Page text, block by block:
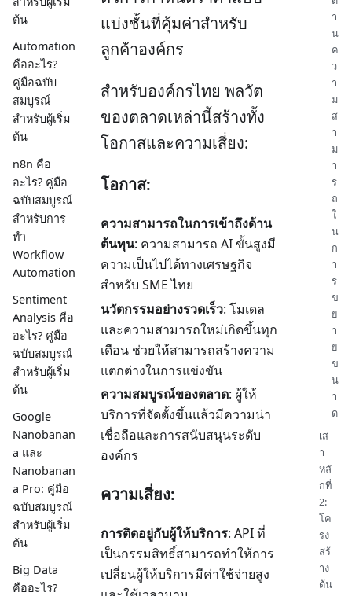
ต้น
Automation
คืออะไร?
คู่มือฉบับ
สมบูรณ์
สำหรับผู้เริ่ม
ต้น
n8n คือ
อะไร? คู่มือ
ฉบับสมบูรณ์
สำหรับการ
ทำ
Workflow
Automation
Sentiment
Analysis คือ
อะไร? คู่มือ
ฉบับสมบูรณ์
สำหรับผู้เริ่ม
ต้น
Google
Nanobanan
a และ
Nanobanan
a Pro: คู่มือ
ฉบับสมบูรณ์
สำหรับผู้เริ่ม
ต้น
Big Data
คืออะไร?
แบ่งชั้นที่คุ้มค่าสำหรับ
ลูกค้าองค์กร
สำหรับองค์กรไทย พลวัต
ของตลาดเหล่านี้สร้างทั้ง
โอกาสและความเสี่ยง:
โอกาส:
ความสามารถในการเข้าถึงด้าน
ต้นทุน: ความสามารถ AI ขั้นสูงมี
ความเป็นไปได้ทางเศรษฐกิจ
สำหรับ SME ไทย
นวัตกรรมอย่างรวดเร็ว: โมเดล
และความสามารถใหม่เกิดขึ้นทุก
เดือน ช่วยให้สามารถสร้างความ
แตกต่างในการแข่งขัน
ความสมบูรณ์ของตลาด: ผู้ให้
บริการที่จัดตั้งขึ้นแล้วมีความน่า
เชื่อถือและการสนับสนุนระดับ
องค์กร
ความเสี่ยง:
การติดอยู่กับผู้ให้บริการ: API ที่
เป็นกรรมสิทธิ์สามารถทำให้การ
เปลี่ยนผู้ให้บริการมีค่าใช้จ่ายสูง
า
น
ค
ว
า
ม
ส
า
ม
า
ร
ถ
ใ
น
ก
า
ร
ข
ย
า
ย
ข
น
า
ด
เส
า
หลั
กที่
2:
โค
รง
สร้
าง
ต้น